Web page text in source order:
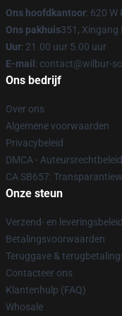
Ons hoofdkantoor: 620 W
Ons pakhuis351, Xingang
Uur: 21.00 uur 5.00 uur
E-mail : contact@wilbur-
Ons bedrijf
Over ons
Algemene voorwaarden
Privacybeleid
DMCA - Auteursrechtbeleid
CA SB657:
Onze steun
Verzend- en leveringsbeleid
Betalingsvoorwaarden
Teruggave &
Contacteer ons
Klantenhulp (FAQ)
Whosale